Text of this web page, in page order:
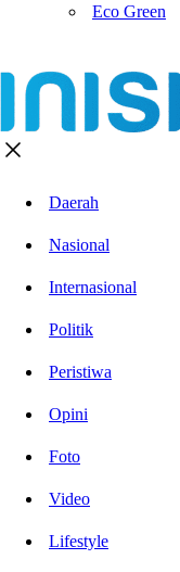
Eco Green
Daerah
Nasional
Internasional
Politik
Peristiwa
Opini
Foto
Video
Lifestyle